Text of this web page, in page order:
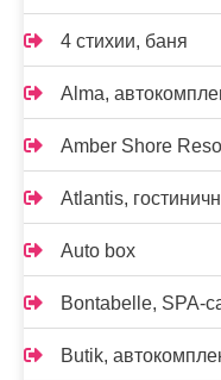
4 стихии, баня
Alma,
Amber Shore
Atlantis,
Auto box
Bontabelle, SPA-
Butik,